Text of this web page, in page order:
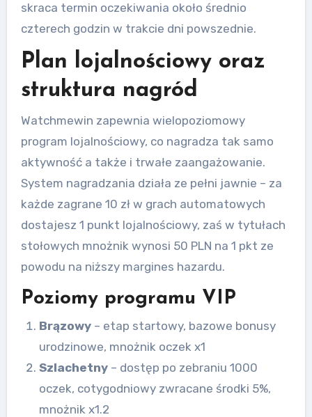
skraca termin oczekiwania około średnio
czterech godzin w trakcie dni powszednie.
Plan lojalnościowy oraz
struktura nagród
Watchmewin zapewnia wielopoziomowy
program lojalnościowy, co nagradza tak samo
aktywność a także i trwałe zaangażowanie.
System nagradzania działa ze pełni jawnie – za
każde zagrane 10 zł w grach automatowych
dostajesz 1 punkt lojalnościowy, zaś w tytułach
stołowych mnożnik wynosi 50 PLN na 1 pkt ze
powodu na niższy margines hazardu.
Poziomy programu VIP
Brązowy– etap startowy, bazowe bonusy
urodzinowe, mnożnik oczek x1
Szlachetny– dostęp po zebraniu 1000
oczek, cotygodniowy zwracane środki 5%,
mnożnik x1.2